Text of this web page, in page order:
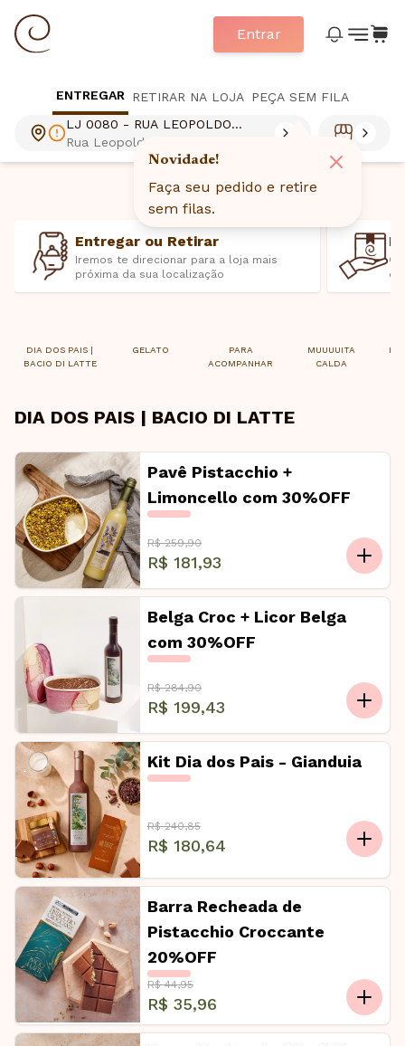
Entrar
ENTREGAR RETIRAR NA LOJA PEÇA SEM FILA
Novidade!
Faça seu pedido e retire
sem filas.
LJ 0080 - RUA LEOPOLDO
COUTO
Rua Leopoldo Couto de
Magalhães Júnior 844, Itaim Bibi,
Entregar ou Retirar
Iremos te direcionar para a loja mais
próxima da sua localização
DIA DOS PAIS |
BACIO DI LATTE
GELATO
PARA
ACOMPANHAR
MUUUUITA
CALDA
DIA DOS PAIS | BACIO DI LATTE
Pavê Pistacchio +
Limoncello com 30%OFF
R$ 259,90
R$ 181,93
Belga Croc + Licor Belga
com 30%OFF
R$ 284,90
R$ 199,43
Kit Dia dos Pais - Gianduia
R$ 240,85
R$ 180,64
Barra Recheada de
Pistacchio Croccante
20%OFF
R$ 44,95
R$ 35,96